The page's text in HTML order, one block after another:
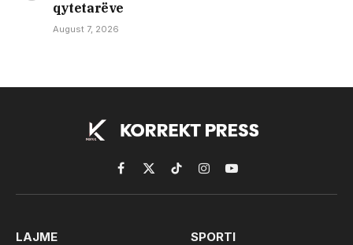
qytetarëve
August 7, 2026
Facebook
X
(Twitter)
TikTokInstagramYouTube
LAJME SPORTI